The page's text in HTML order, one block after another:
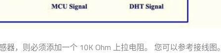
器，则必须添加一个 10K Ohm 上拉电阻。 您可以参考接线图